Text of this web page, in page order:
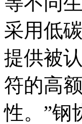
采用低
提供被
符的高
性。”钢